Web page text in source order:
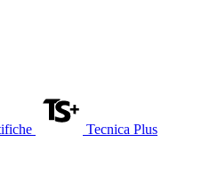
Tecnica Plus